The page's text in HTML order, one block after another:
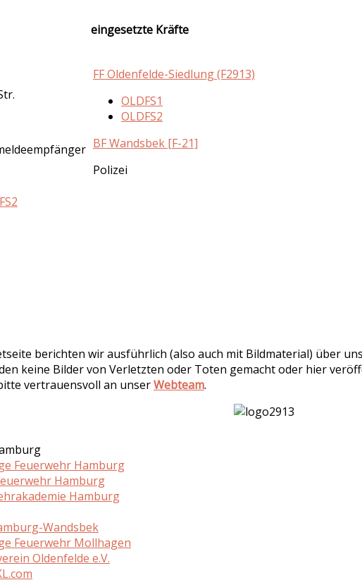
eingesetzte Kräfte
FF Oldenfelde-Siedlung (F2913)
OLDFS1
OLDFS2
BF Wandsbek [F-21]
Polizei
berichten wir ausführlich (also auch mit Bildmaterial) über
keine Bilder von Verletzten oder Toten gemacht oder hier
vertrauensvoll an unserWebteam.
Feuerwehr Hamburg
Hamburg
Hamburg
Wandsbek
Feuerwehr Mollhagen
Oldenfelde e.V.